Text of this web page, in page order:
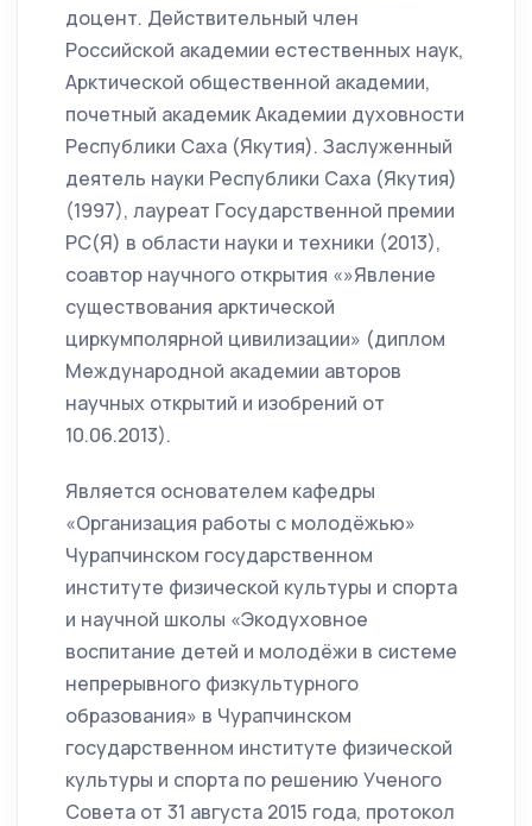
доцент. Действительный член
Российской академии естественных наук,
Арктической общественной академии,
почетный академик Академии духовности
Республики Саха (Якутия). Заслуженный
деятель науки Республики Саха (Якутия)
(1997), лауреат Государственной премии
РС(Я) в области науки и техники (2013),
соавтор научного открытия «»Явление
существования арктической
циркумполярной цивилизации» (диплом
Международной академии авторов
научных открытий и изобрений от
10.06.2013).
Является основателем кафедры
«Организация работы с молодёжью»
Чурапчинском государственном
институте физической культуры и спорта
и научной школы «Экодуховное
воспитание детей и молодёжи в системе
непрерывного физкультурного
образования» в Чурапчинском
государственном институте физической
культуры и спорта по решению Ученого
Совета от 31 августа 2015 года, протокол